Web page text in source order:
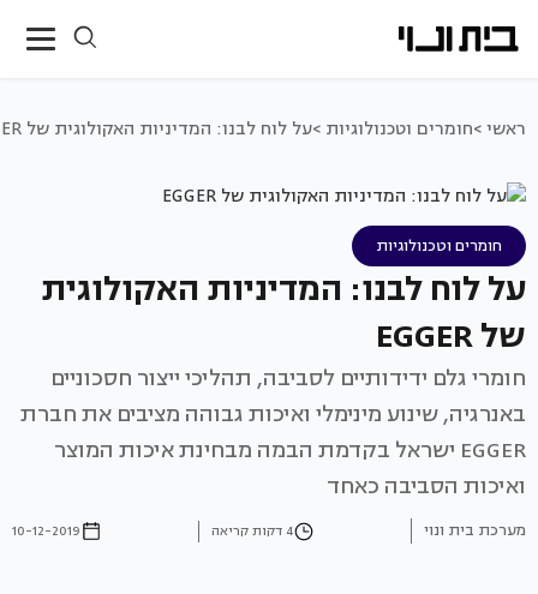
ראשי >חומרים וטכנולוגיות >על לוח לבנו: המדיניות האקולוגית של EGGER
חומרים וטכנולוגיות
על לוח לבנו: המדיניות האקולוגית
של EGGER
חומרי גלם ידידותיים לסביבה, תהליכי ייצור חסכוניים
באנרגיה, שינוע מינימלי ואיכות גבוהה מציבים את חברת
EGGER ישראל בקדמת הבמה מבחינת איכות המוצר
ואיכות הסביבה כאחד
מערכת בית ונוי 4 דקות קריאה 10-12-2019